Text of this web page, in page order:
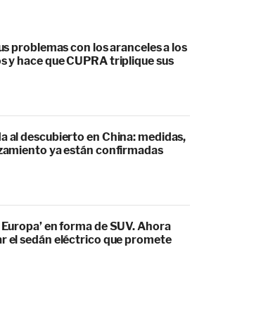
problemas con los aranceles a los
y hace que CUPRA triplique sus
al descubierto en China: medidas,
ya están confirmadas
en forma de SUV. Ahora
el sedán eléctrico que promete